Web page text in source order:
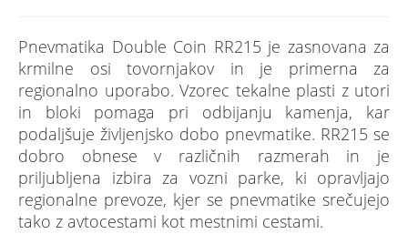
Pnevmatika Double Coin RR215 je zasnovana za
krmilne osi tovornjakov in je primerna za
regionalno uporabo. Vzorec tekalne plasti z utori
in bloki pomaga pri odbijanju kamenja, kar
podaljšuje življenjsko dobo pnevmatike. RR215 se
dobro obnese v različnih razmerah in je
priljubljena izbira za vozni parke, ki opravljajo
regionalne prevoze, kjer se pnevmatike srečujejo
tako z avtocestami kot mestnimi cestami.